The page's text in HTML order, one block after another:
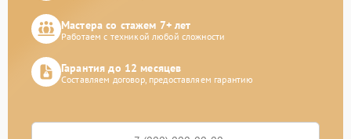
Мастера со стажем 7+ лет
Работаем с техникой любой сложности
Гарантия до 12 месяцев
Составляем договор, предоставляем гарантию